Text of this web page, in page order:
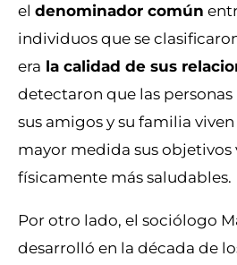
el denominador común
individuos que se
era la calidad de sus
detectaron que las personas
sus amigos y su familia
mayor medida sus objetivos
físicamente más saludables.
Por otro lado, el sociólogo
desarrolló en la década de